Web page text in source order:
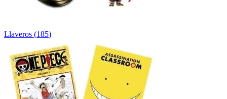
Llaveros (185)